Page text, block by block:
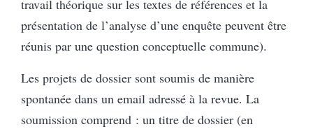
travail théorique sur les textes de références et la
présentation de l’analyse d’une enquête peuvent être
réunis par une question conceptuelle commune).
Les projets de dossier sont soumis de manière
spontanée dans un email adressé à la revue. La
soumission comprend : un titre de dossier (en